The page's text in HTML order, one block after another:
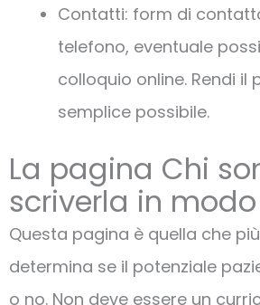
Contatti: form di
telefono, eventuale
colloquio online. Rendi il
semplice possibile.
La pagina Chi
scriverla in
Questa pagina è quella che
determina se il potenziale
o no. Non deve essere un